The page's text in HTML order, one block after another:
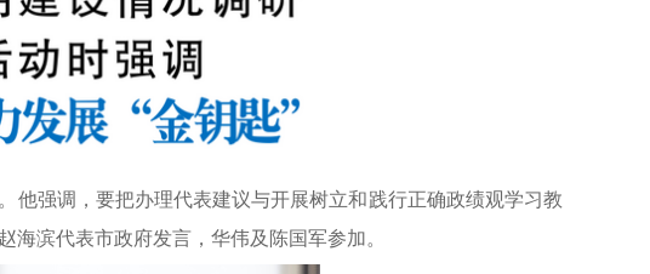
他强调，要把办理代表建议与开展树立和践行正确政绩观学习教
海滨代表市政府发言，华伟及陈国军参加。